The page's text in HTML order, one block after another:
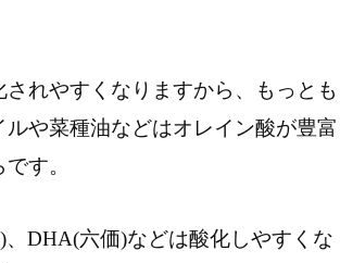
れやすくなりますから、もっとも
や菜種油などはオレイン酸が豊富
す。
DHA(六価)などは酸化しやすくな